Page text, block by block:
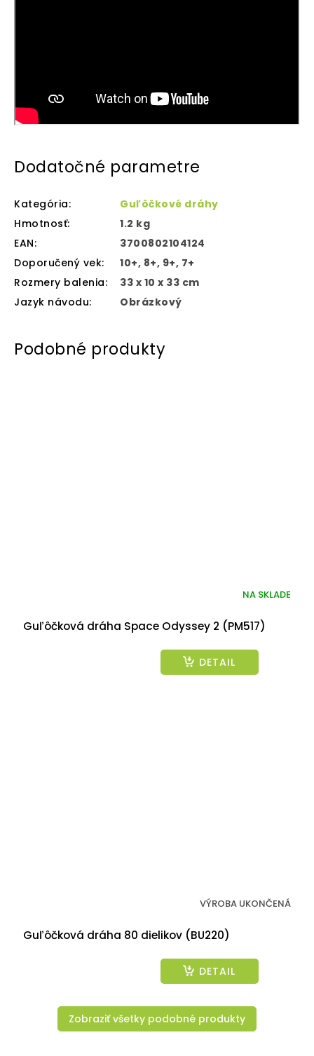
Dodatočné parametre
Kategória:
Guľôčkové dráhy
Hmotnosť:
1.2 kg
EAN:
3700802104124
Doporučený vek:
10+, 8+, 9+, 7+
Rozmery balenia:
33 x 10 x 33 cm
Jazyk návodu: Obrázkový
Guľôčková dráha Space Odyssey 2 (PM517)
NA SKLADE
DETAIL
Guľôčková dráha 80 dielikov (BU220)
VÝROBA UKONČENÁ
DETAIL
Zobraziť všetky podobné produkty